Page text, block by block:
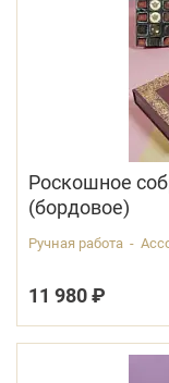
Роскошное
(бордовое)
Ручная работа -
11 980 ₽